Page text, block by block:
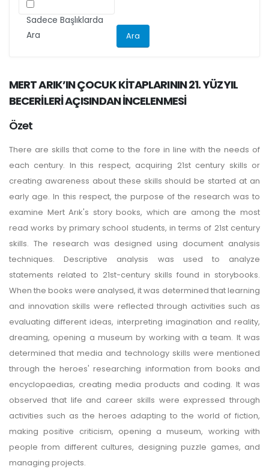
Sadece Başlıklarda
Ara
MERT ARIK’IN ÇOCUK KİTAPLARININ 21. YÜZYIL
BECERİLERİ AÇISINDAN İNCELENMESİ
Özet
There are skills that come to the fore in line with the needs of
each century. In this respect, acquiring 21st century skills or
creating awareness about these skills should be started at an
early age. In this respect, the purpose of the research was to
examine Mert Arık's story books, which are among the most
read works by primary school students, in terms of 21st century
skills. The research was designed using document analysis
techniques. Descriptive analysis was used to analyze
statements related to 21st-century skills found in storybooks.
When the books were analysed, it was determined that learning
and innovation skills were reflected through activities such as
evaluating different ideas, interpreting imagination and reality,
dreaming, opening a museum by working with a team. It was
determined that media and technology skills were mentioned
through the heroes' researching information from books and
encyclopaedias, creating media products and coding. It was
observed that life and career skills were expressed through
activities such as the heroes adapting to the world of fiction,
making positive criticism, opening a museum, working with
people from different cultures, designing puzzle games, and
managing projects.